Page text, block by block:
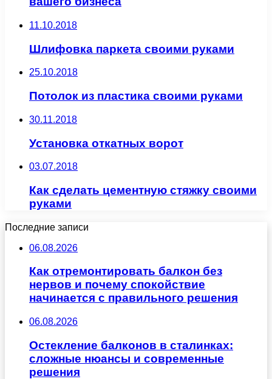
11.10.2018
Шлифовка паркета своими руками
25.10.2018
Потолок из пластика своими руками
30.11.2018
Установка откатных ворот
03.07.2018
Как сделать цементную стяжку своими
руками
Последние записи
06.08.2026
Как отремонтировать балкон без
нервов и почему спокойствие
начинается с правильного решения
06.08.2026
Остекление балконов в сталинках:
сложные нюансы и современные
решения